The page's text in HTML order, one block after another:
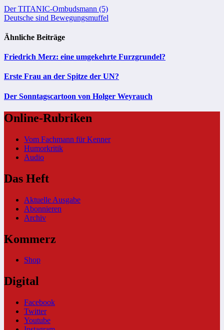
Beitragsnavigation
Der TITANIC-Ombudsmann (5)
Deutsche sind Bewegungsmuffel
Ähnliche Beiträge
Friedrich Merz: eine umgekehrte Furzgrundel?
Erste Frau an der Spitze der UN?
Der Sonntagscartoon von Holger Weyrauch
Online-Rubriken
Vom Fachmann für Kenner
Humorkritik
Audio
Das Heft
Aktuelle Ausgabe
Abonnieren
Archiv
Kommerz
Shop
Digital
Facebook
Twitter
Youtube